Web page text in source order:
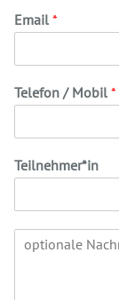
Email *
Telefon / Mobil *
Teilnehmer*in